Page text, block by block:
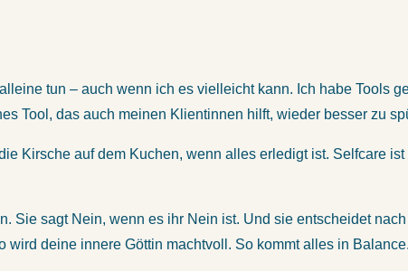
tun – auch wenn ich es vielleicht kann. Ich habe Tools
Tool, das auch meinen Klientinnen hilft, wieder besser zu
Kirsche auf dem Kuchen, wenn alles erledigt ist. Selfcare
Sie sagt Nein, wenn es ihr Nein ist. Und sie entscheidet
deine innere Göttin machtvoll. So kommt alles in Balance.